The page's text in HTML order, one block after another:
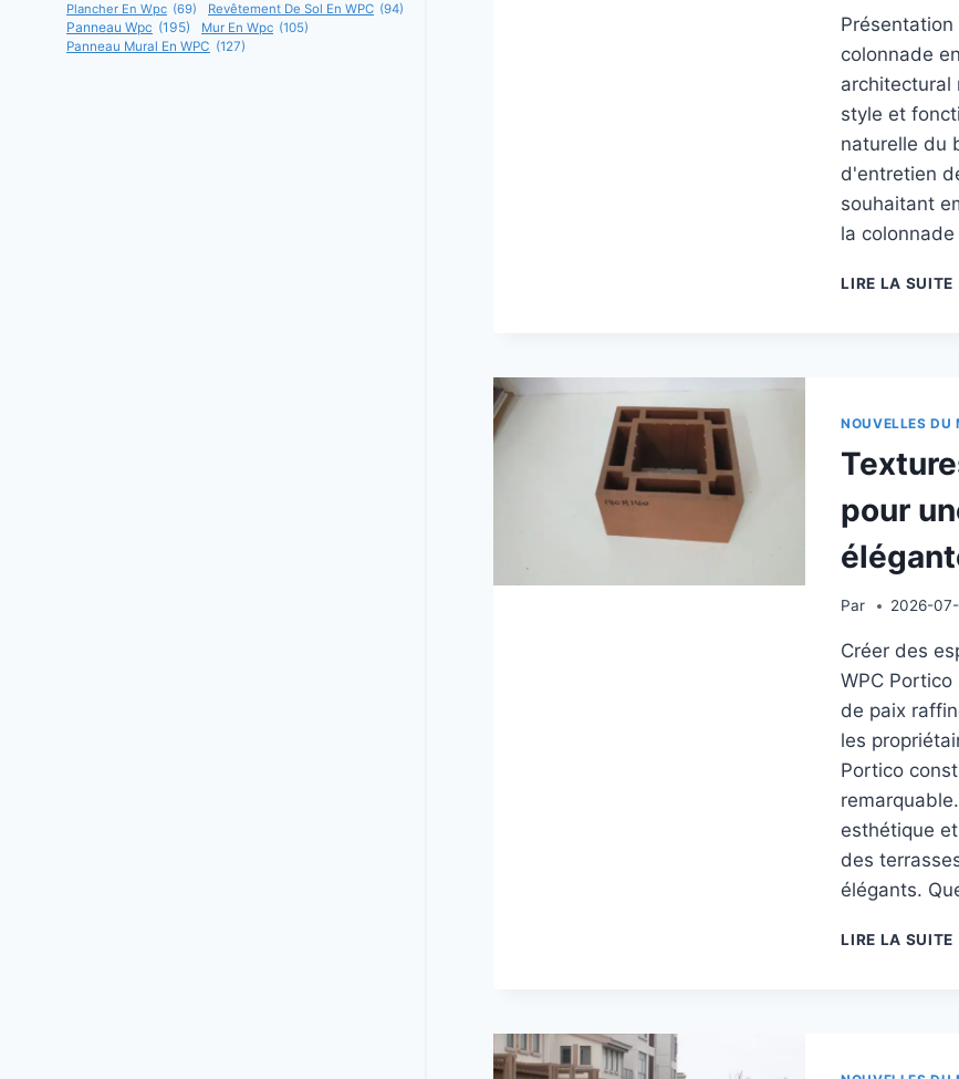
colonnade
architectural
style et
naturelle du
d'entretien
souhaitant
la
LIRE LA SUITE
NOUVELLES DU
pour
Par 2026-
Créer des
WPC
de paix
les
Portico
esthétique
des
élégants.
LIRE LA SUITE
Plancher En Wpc (69) Revêtement De Sol En WPC (94)
Panneau Wpc (195) Mur En Wpc (105)
Panneau Mural En WPC (127)